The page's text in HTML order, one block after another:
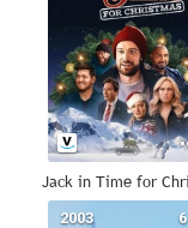
2003